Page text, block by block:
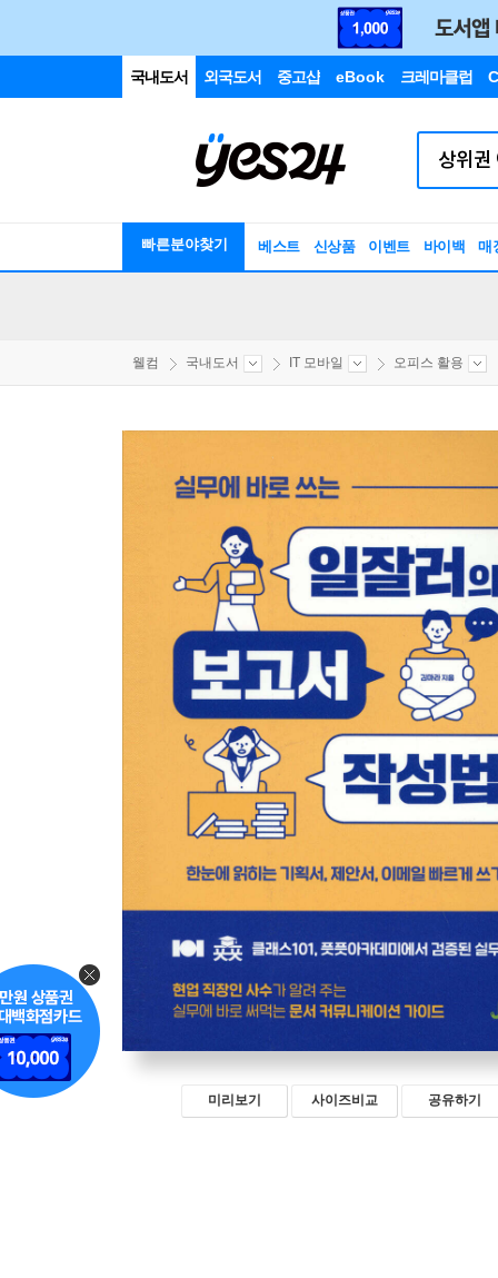
국내도서 외국도서 중고샵 eBook 크레마클럽
빠른분야찾기 베스트 신상품 이벤트 바이백 매
웰컴 국내도서 IT 모바일 오피스 활용
미리보기 사이즈비교 공유하기